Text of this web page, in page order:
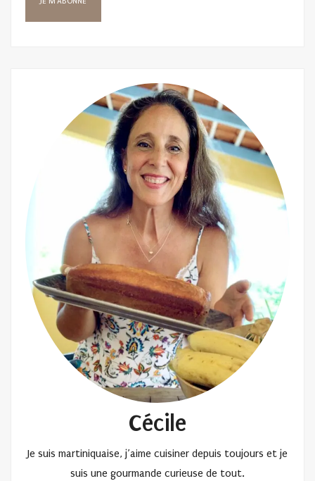
Cécile
Je suis martiniquaise, j’aime cuisiner depuis toujours et je
suis une gourmande curieuse de tout.